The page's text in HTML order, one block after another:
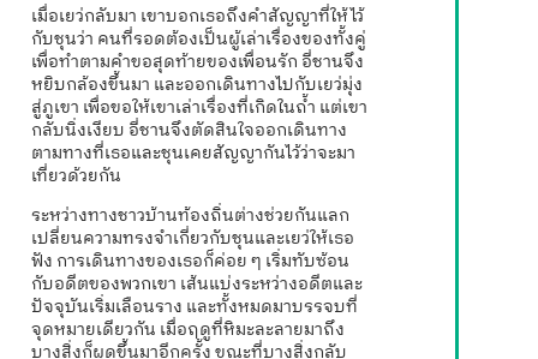
เมื่อเยว่กลับมา เขาบอกเธอถึงคำสัญญาที่ให้ไว้
กับชุนว่า คนที่รอดต้องเป็นผู้เล่าเรื่องของทั้งคู่
เพื่อทำตามคำขอสุดท้ายของเพื่อนรัก อี่ชานจึง
หยิบกล้องขึ้นมา และออกเดินทางไปกับเยว่มุ่ง
สู่ภูเขา เพื่อขอให้เขาเล่าเรื่องที่เกิดในถ้ำ แต่เขา
กลับนิ่งเงียบ อี่ชานจึงตัดสินใจออกเดินทาง
ตามทางที่เธอและชุนเคยสัญญากันไว้ว่าจะมา
เที่ยวด้วยกัน
ระหว่างทางชาวบ้านท้องถิ่นต่างช่วยกันแลก
เปลี่ยนความทรงจำเกี่ยวกับชุนและเยว่ให้เธอ
ฟัง การเดินทางของเธอก็ค่อย ๆ เริ่มทับซ้อน
กับอดีตของพวกเขา เส้นแบ่งระหว่างอดีตและ
ปัจจุบันเริ่มเลือนราง และทั้งหมดมาบรรจบที่
จุดหมายเดียวกัน เมื่อฤดูที่หิมะละลายมาถึง
บางสิ่งก็ผุดขึ้นมาอีกครั้ง ขณะที่บางสิ่งกลับ